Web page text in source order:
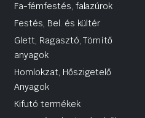
Fa-fémfestés, falazúrok
Festés, Bel. és kültér
Glett, Ragasztó, Tömítő
anyagok
Homlokzat, Hőszigetelő
Anyagok
Kifutó termékek